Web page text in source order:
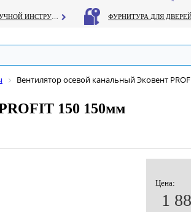
Вентилятор осевой канальный Эковент
150 150мм
Цена:
1